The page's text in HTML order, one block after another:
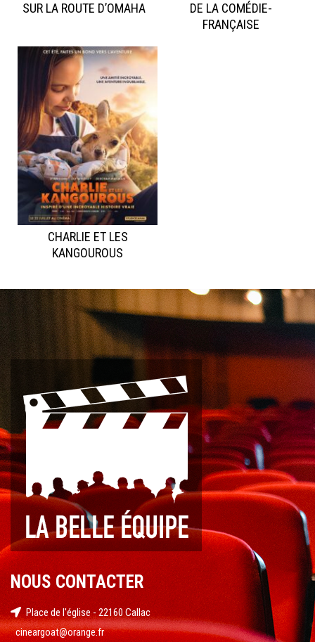
SUR LA ROUTE D’OMAHA
DE LA COMÉDIE-
FRANÇAISE
CHARLIE ET LES
KANGOUROUS
NOUS CONTACTER
Place de l'église - 22160 Callac
cineargoat@orange.fr